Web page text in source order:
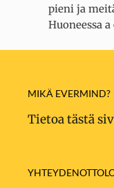
pieni ja
Huoneessa
MIKÄ EVERMIND?
Tietoa tästä